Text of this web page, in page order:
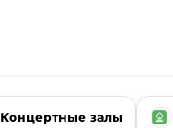
Концертные залы